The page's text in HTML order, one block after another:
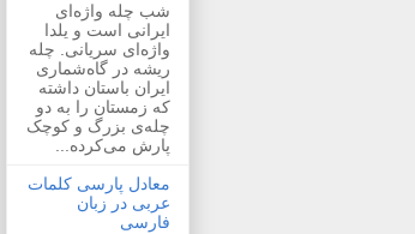
شب چله واژه‌ای
ایرانی است و یلدا
واژه‌ای سریانی. چله
ریشه در گاه‌شماری
ایران باستان داشته
که زمستان را به دو
چله‌ی بزرگ و کوچک
پارش می‌کرده...
معادل پارسی کلمات
عربی در زبان
فارسی